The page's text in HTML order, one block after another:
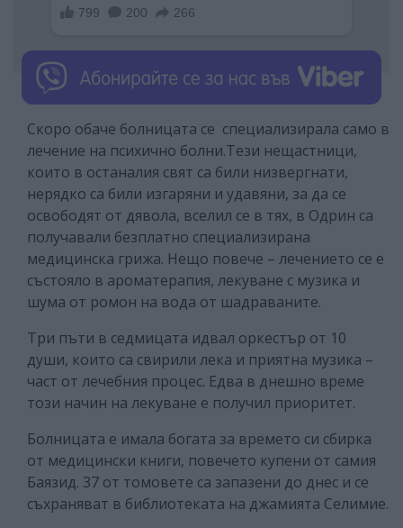
Скоро обаче болницата се специализирала само в
лечение на психично болни.Тези нещастници,
които в останалия свят са били низвергнати,
нерядко са били изгаряни и удавяни, за да се
освободят от дявола, вселил се в тях, в Одрин са
получавали безплатно специализирана
медицинска грижа. Нещо повече – лечението се е
състояло в ароматерапия, лекуване с музика и
шума от ромон на вода от шадраваните.
Три пъти в седмицата идвал оркестър от 10
души, които са свирили лека и приятна музика –
част от лечебния процес. Едва в днешно време
този начин на лекуване е получил приоритет.
Болницата е имала богата за времето си сбирка
от медицински книги, повечето купени от самия
Баязид. 37 от томовете са запазени до днес и се
съхраняват в библиотеката на джамията Селимие.